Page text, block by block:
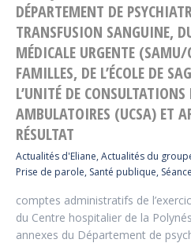
DÉPARTEMENT DE
TRANSFUSION SANGUINE,
MÉDICALE URGENTE (SAMU/
FAMILLES, DE L’ÉCOLE DE
L’UNITÉ DE
AMBULATOIRES (UCSA) ET
RÉSULTAT
Actualités d'Eliane, Actualités du
Prise de parole, Santé publique,
comptes administratifs de
du Centre hospitalier de la
annexes du Département de